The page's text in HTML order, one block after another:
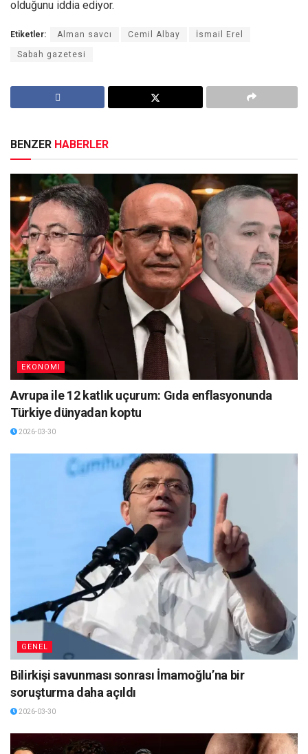
olduğunu iddia ediyor.
Etiketler: Alman savcı Cemil Albay İsmail Erel
Sabah gazetesi
BENZER HABERLER
EKONOMI
Avrupa ile 12 katlık uçurum: Gıda enflasyonunda
Türkiye dünyadan koptu
2026-03-30
GENEL
Bilirkişi savunması sonrası İmamoğlu’na bir
soruşturma daha açıldı
2026-03-30